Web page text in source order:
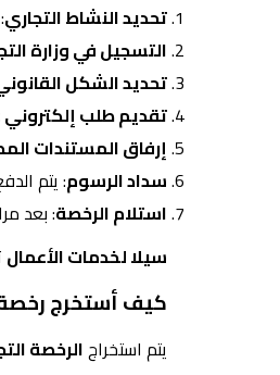
تحديد النشاط التجاري
التسجيل في وزارة
تحديد الشكل
تقديم طلب
إرفاق المستندات
سداد الرسوم: يتم
استلام الرخصة: بعد
سيلا لخدمات الأعمال
كيف أستخرج رخصة
يتم استخراجالرخصة